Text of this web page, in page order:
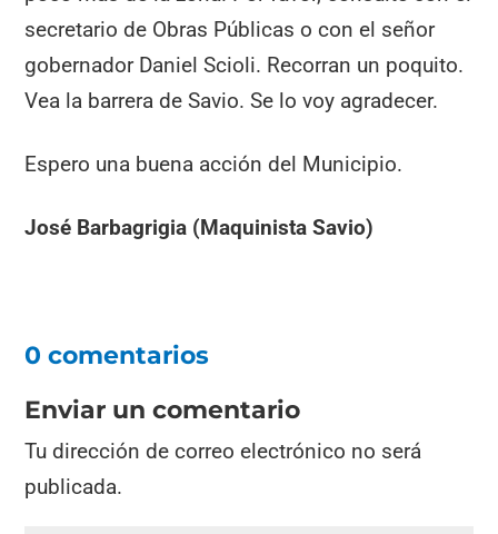
secretario de Obras Públicas o con el señor
gobernador Daniel Scioli. Recorran un poquito.
Vea la barrera de Savio. Se lo voy agradecer.
Espero una buena acción del Municipio.
José Barbagrigia (Maquinista Savio)
0 comentarios
Enviar un comentario
Tu dirección de correo electrónico no será
publicada.